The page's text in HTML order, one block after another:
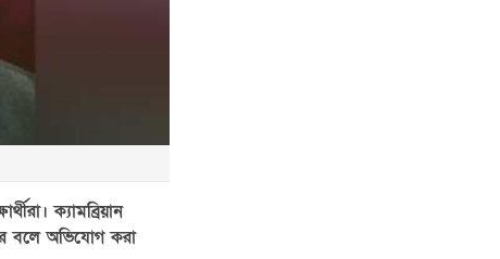
ক্যামব্রিয়ান
বলে অভিযোগ করা